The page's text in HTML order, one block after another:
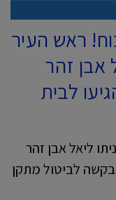
ראש העיר
אבן זהר
לבית
ליאל אבן זהר
בבקשה לביטול מתקן